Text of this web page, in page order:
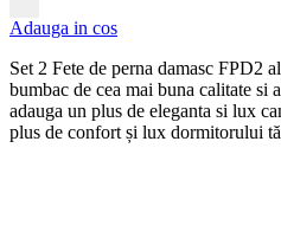
Adauga in cos
Set 2 Fete de perna damasc FPD2
bumbac de cea mai buna calitate si
adauga un plus de eleganta si lux
plus de confort și lux dormitorului